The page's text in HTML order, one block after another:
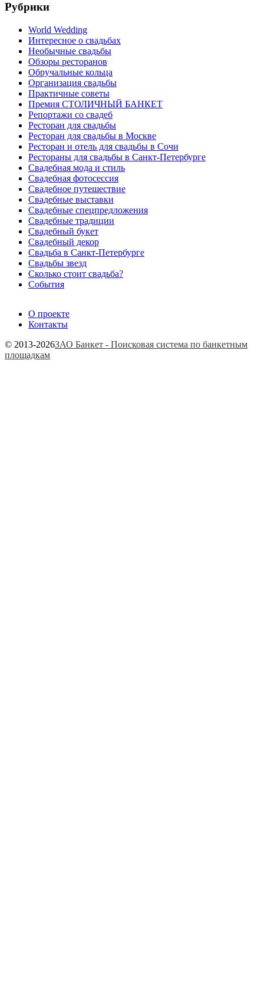
Рубрики
World Wedding
Интересное о свадьбах
Необычные свадьбы
Обзоры ресторанов
Обручальные кольца
Организация свадьбы
Практичные советы
Премия СТОЛИЧНЫЙ БАНКЕТ
Репортажи со свадеб
Ресторан для свадьбы
Ресторан для свадьбы в Москве
Ресторан и отель для свадьбы в Сочи
Рестораны для свадьбы в Санкт-Петербурге
Свадебная мода и стиль
Свадебная фотосессия
Свадебное путешествие
Свадебные выставки
Свадебные спецпредложения
Свадебные традиции
Свадебный букет
Свадебный декор
Свадьба в Санкт-Петербурге
Свадьбы звезд
Сколько стоит свадьба?
События
О проекте
Контакты
© 2013-2026ЗАО Банкет - Поисковая система по банкетным
площадкам